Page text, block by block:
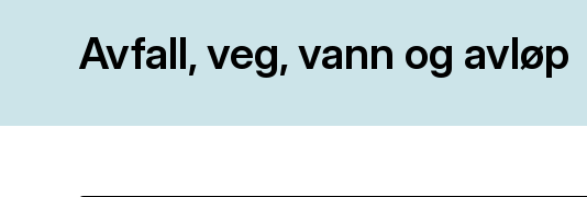
Avfall, veg, vann og avløp